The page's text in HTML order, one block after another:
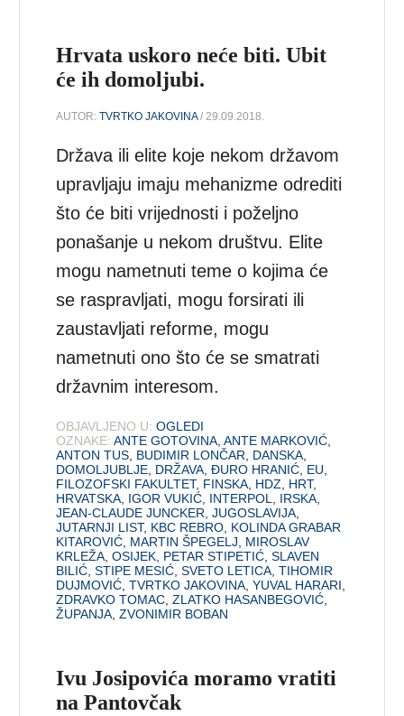
Hrvata uskoro neće biti. Ubit
će ih domoljubi.
AUTOR:TVRTKO JAKOVINA/ 29.09.2018.
Država ili elite koje nekom državom
upravljaju imaju mehanizme odrediti
što će biti vrijednosti i poželjno
ponašanje u nekom društvu. Elite
mogu nametnuti teme o kojima će
se raspravljati, mogu forsirati ili
zaustavljati reforme, mogu
nametnuti ono što će se smatrati
državnim interesom.
OBJAVLJENO U: OGLEDI
OZNAKE: ANTE GOTOVINA,ANTE MARKOVIĆ,
ANTON TUS, BUDIMIR LONČAR, DANSKA,
DOMOLJUBLJE, DRŽAVA,ĐURO HRANIĆ, EU,
FILOZOFSKI FAKULTET, FINSKA, HDZ, HRT,
HRVATSKA, IGOR VUKIĆ, INTERPOL, IRSKA,
JEAN-CLAUDE JUNCKER,JUGOSLAVIJA,
JUTARNJI LIST, KBC REBRO, KOLINDA GRABAR
KITAROVIĆ, MARTIN ŠPEGELJ, MIROSLAV
KRLEŽA,OSIJEK, PETAR STIPETIĆ,SLAVEN
BILIĆ,STIPE MESIĆ,SVETO LETICA,TIHOMIR
DUJMOVIĆ,TVRTKO JAKOVINA,YUVAL HARARI,
ZDRAVKO TOMAC,ZLATKO HASANBEGOVIĆ,
ŽUPANJA,ZVONIMIR BOBAN
Ivu Josipovića moramo vratiti
na Pantovčak